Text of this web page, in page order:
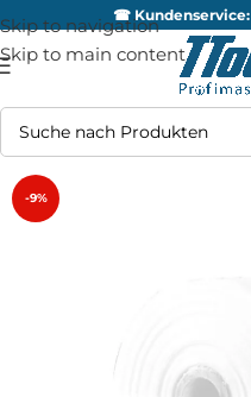
Skip to navigation
Skip to main content
☎ Kundenservice:
-9%